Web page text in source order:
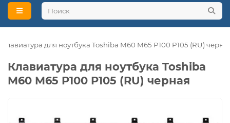
Клавиатура для ноутбука Toshiba M60 M65 P100 P105 (RU)
Клавиатура для ноутбука Toshiba
M60 M65 P100 P105 (RU) черная